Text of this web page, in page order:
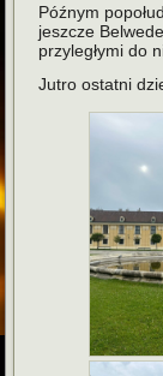
Późnym
jeszcze
przyległymi do
Jutro ostatni